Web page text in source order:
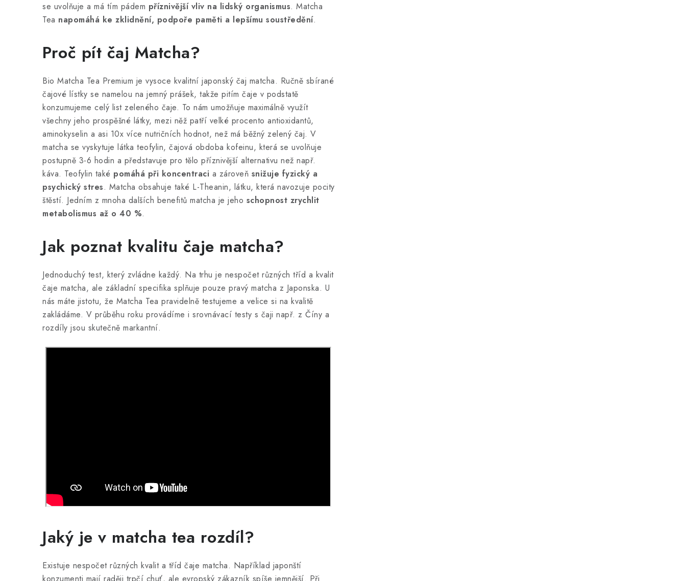
se uvolňuje a má tím pádem příznivější vliv na lidský organismus. Matcha
Tea napomáhá ke zklidnění, podpoře paměti a lepšímu soustředění.
Proč pít čaj Matcha?
Bio Matcha Tea Premium je vysoce kvalitní japonský čaj matcha. Ručně sbírané
čajové lístky se namelou na jemný prášek, takže pitím čaje v podstatě
konzumujeme celý list zeleného čaje. To nám umožňuje maximálně využít
všechny jeho prospěšné látky, mezi něž patří velké procento antioxidantů,
aminokyselin a asi 10x více nutričních hodnot, než má běžný zelený čaj. V
matcha se vyskytuje látka teofylin, čajová obdoba kofeinu, která se uvolňuje
postupně 3-6 hodin a představuje pro tělo příznivější alternativu než např.
káva. Teofylin také pomáhá při koncentraci a zároveň snižuje fyzický a
psychický stres. Matcha obsahuje také L-Theanin, látku, která navozuje pocity
štěstí. Jedním z mnoha dalších benefitů matcha je jeho schopnost zrychlit
metabolismus až o 40 %.
Jak poznat kvalitu čaje matcha?
Jednoduchý test, který zvládne každý. Na trhu je nespočet různých tříd a kvalit
čaje matcha, ale základní specifika splňuje pouze pravý matcha z Japonska. U
nás máte jistotu, že Matcha Tea pravidelně testujeme a velice si na kvalitě
zakládáme. V průběhu roku provádíme i srovnávací testy s čaji např. z Číny a
rozdíly jsou skutečně markantní.
Jaký je v matcha tea rozdíl?
Existuje nespočet různých kvalit a tříd čaje matcha. Například japonští